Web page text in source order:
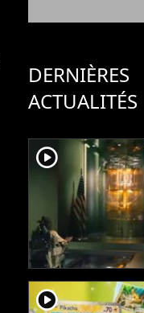
DERNIÈRES
ACTUALITÉS
player2
player2